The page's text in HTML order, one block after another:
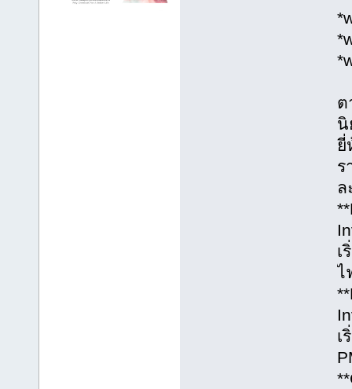
ต
นิ
ยี่
ร
ล
เ
ไ
เ